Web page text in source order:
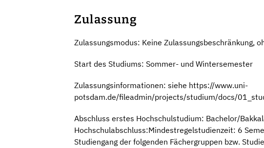
Zulassung
Zulassungsmodus: Keine Zulassungsbeschränkung,
Start des Studiums: Sommer- und Wintersemester
Zulassungsinformationen: siehe https://www.uni-
potsdam.de/fileadmin/projects/studium/docs/
Abschluss erstes Hochschulstudium: Bachelor/
Hochschulabschluss:Mindestregelstudienzeit: 6
Studiengang der folgenden Fächergruppen bzw.